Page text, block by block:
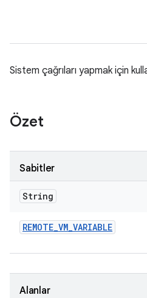
Sistem çağrıları yapmak için
Özet
Sabitler
String
REMOTE_VM_VARIABLE
Alanlar